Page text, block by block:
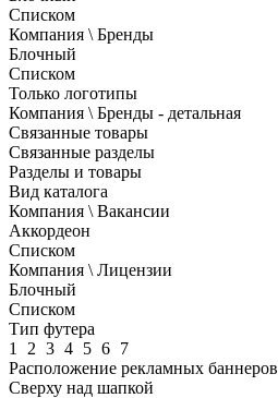
Списком
Компания \ Бренды
Блочный
Списком
Только логотипы
Компания \ Бренды - детальная
Связанные товары
Связанные разделы
Разделы и товары
Вид каталога
Компания \ Вакансии
Аккордеон
Списком
Компания \ Лицензии
Блочный
Списком
Тип футера
1
2 3 4 5 6 7
Расположение рекламных баннеров
Сверху над шапкой